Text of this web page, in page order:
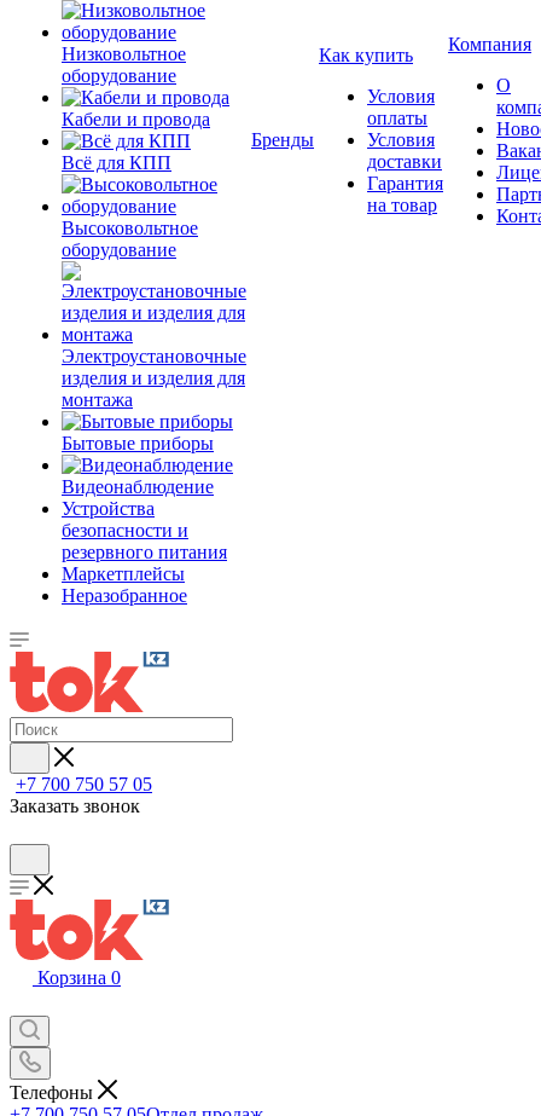
Низковольтное
оборудование
Кабели и провода
Всё для КПП
Высоковольтное
оборудование
Электроустановочные
изделия и изделия для
монтажа
Бытовые приборы
Видеонаблюдение
Устройства
безопасности и
резервного питания
Маркетплейсы
Неразобранное
Бренды
Как купить
Условия
оплаты
Условия
доставки
Гарантия
на товар
Компания
О
+7 700 750 57 05
Заказать звонок
Корзина 0
Телефоны